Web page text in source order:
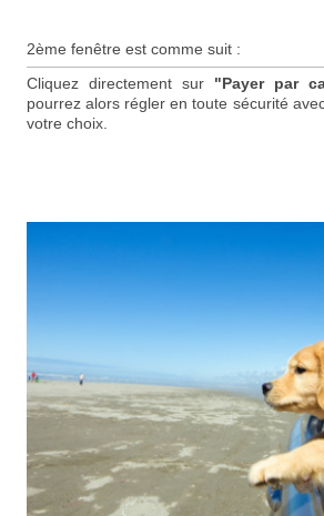
2ème fenêtre est comme suit :
Cliquez directement sur "Payer par
pourrez alors régler en toute sécurité
votre choix.